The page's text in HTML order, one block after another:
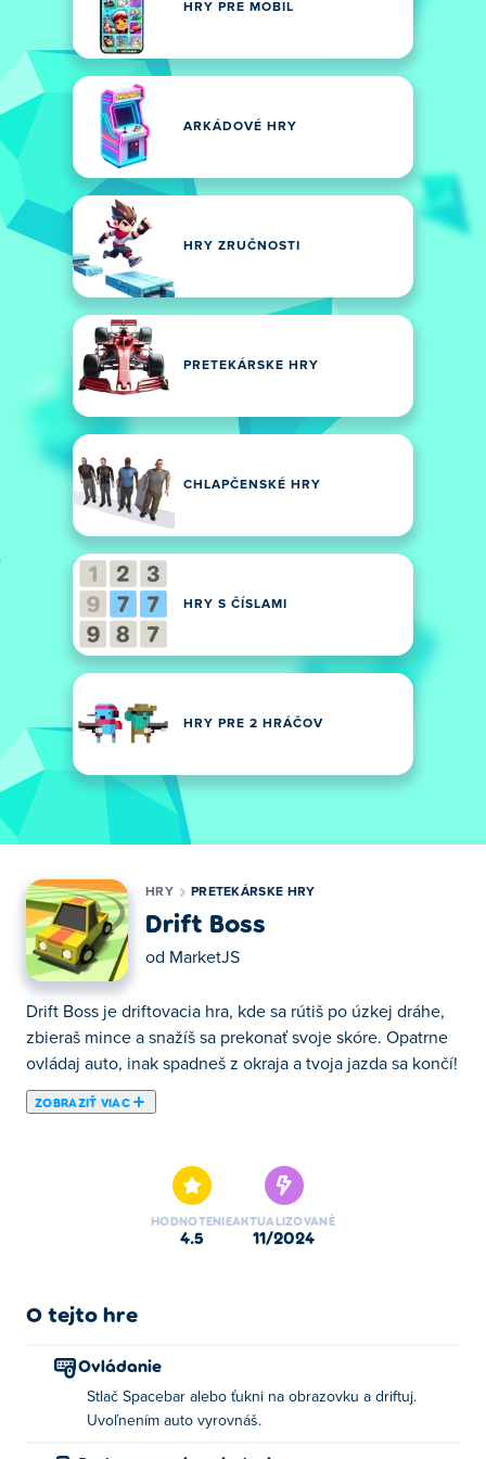
HRY PRE MOBIL
ARKÁDOVÉ HRY
HRY ZRUČNOSTI
PRETEKÁRSKE HRY
CHLAPČENSKÉ HRY
HRY S ČÍSLAMI
HRY PRE 2 HRÁČOV
HRY PRETEKÁRSKE HRY
Drift Boss
od MarketJS
Drift Boss je driftovacia hra, kde sa rútiš po úzkej dráhe,
zbieraš mince a snažíš sa prekonať svoje skóre. Opatrne
ovládaj auto, inak spadneš z okraja a tvoja jazda sa končí!
ZOBRAZIŤ VIAC
vodičské schopnosti. Hra ponúka nekonečnú zábavu,
pretože každé prehratie je pre vás novou výzvou, aby ste
zašli čo najďalej. Tajomstvom úspechu je sústrediť sa a
dostanete, tým viac mincí môžete nazbierať, ktoré potom
nákladné autá, taxíky, policajné autá alebo sanitky! Ste
pripravení stať sa ultimátnym Drift Bossom?
Ako môžem hrať Drift Boss?
HODNOTENIE
4.5
AKTUALIZOVANÉ
11/2024
O tejto hre
Ovládanie
Stlač Spacebar alebo ťukni na obrazovku a driftuj.
Uvoľnením auto vyrovnáš.